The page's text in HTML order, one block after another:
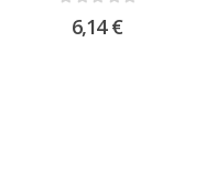
6,14€